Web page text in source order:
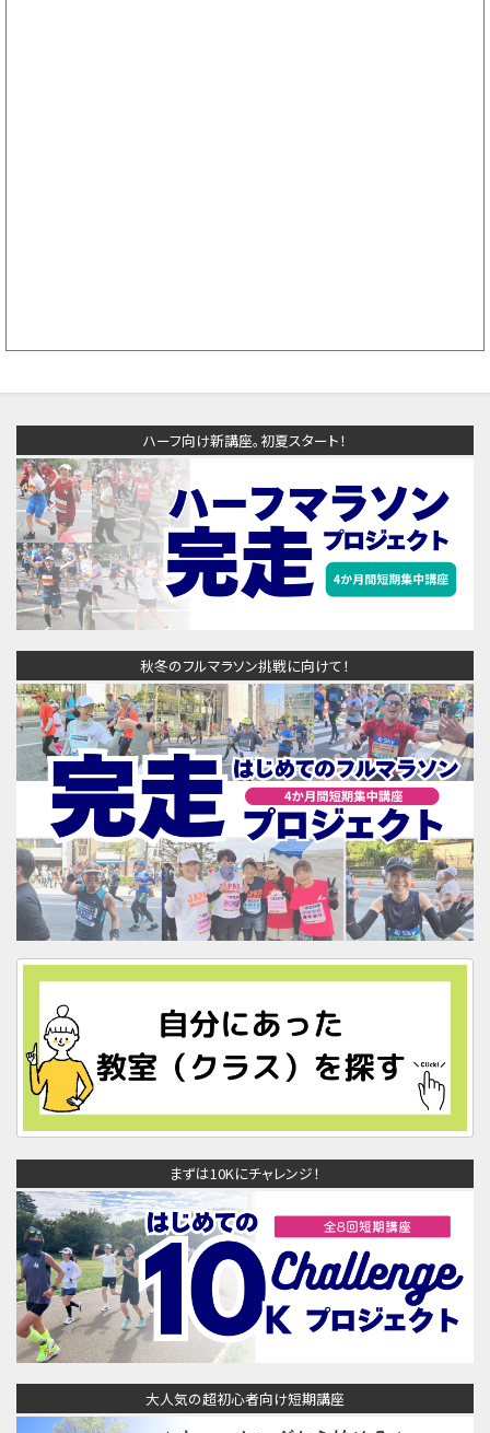
ハーフ向け新講座。初夏スタート！
秋冬のフルマラソン挑戦に向けて！
まずは10Kにチャレンジ！
大人気の超初心者向け短期講座